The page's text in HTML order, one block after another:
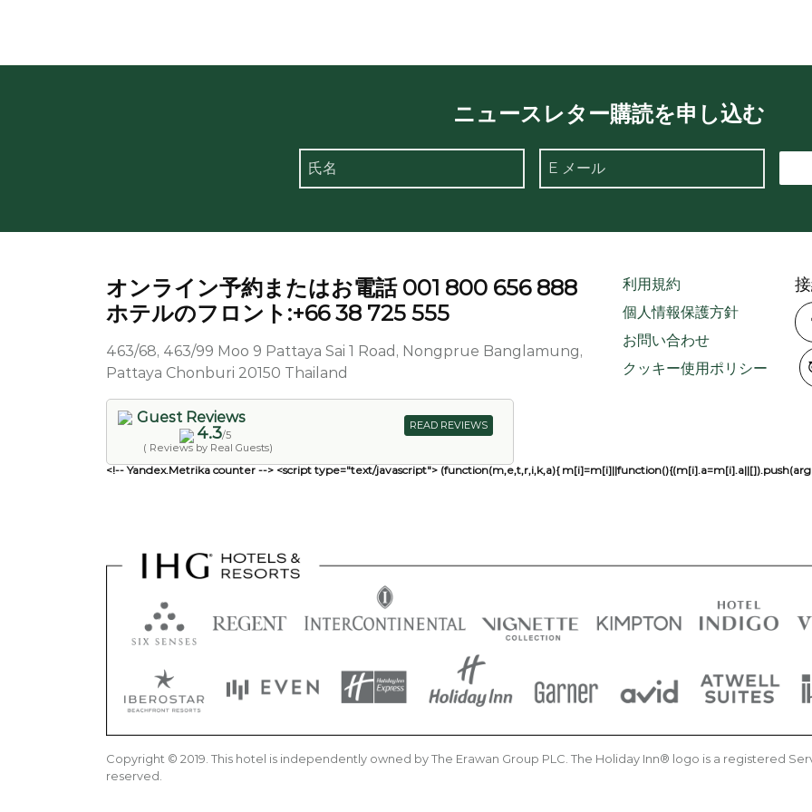
ニュースレター購読を申し込む
オンライン予約またはお電話 001 800 656 888
ホテルのフロント:+66 38 725 555
463/68, 463/99 Moo 9 Pattaya Sai 1 Road, Nongprue Banglamung,
Pattaya Chonburi 20150 Thailand
Guest Reviews
4.3/5
( Reviews by Real Guests)
READ REVIEWS
<!-- Yandex.Metrika counter --> <script type="text/javascript"> (function(m,e,t,r,i,k,a){
利用規約
個人情報保護方針
お問い合わせ
クッキー使用ポリシー
Copyright © 2019. This hotel is independently owned by The Erawan Group PLC. The Holiday Inn® logo is a registered
reserved.